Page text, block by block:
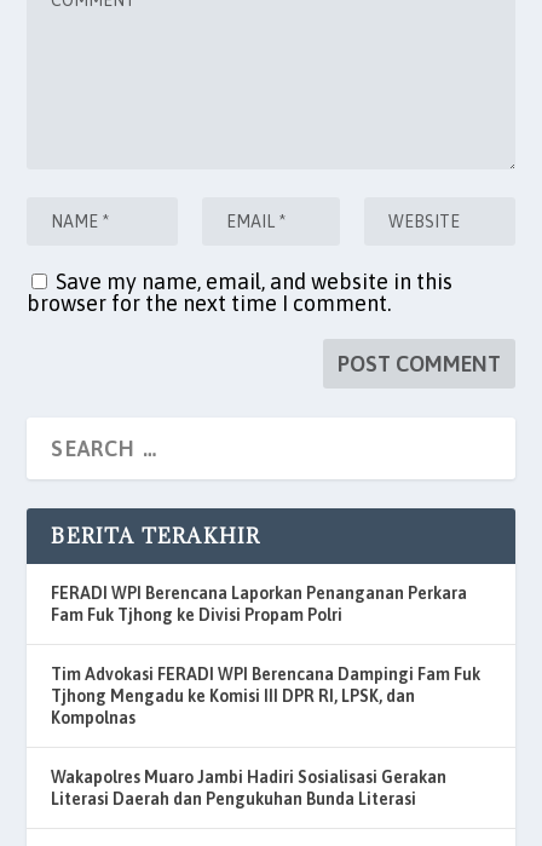
Save my name, email, and website in this
browser for the next time I comment.
BERITA TERAKHIR
FERADI WPI Berencana Laporkan Penanganan Perkara
Fam Fuk Tjhong ke Divisi Propam Polri
Tim Advokasi FERADI WPI Berencana Dampingi Fam Fuk
Tjhong Mengadu ke Komisi III DPR RI, LPSK, dan
Kompolnas
Wakapolres Muaro Jambi Hadiri Sosialisasi Gerakan
Literasi Daerah dan Pengukuhan Bunda Literasi